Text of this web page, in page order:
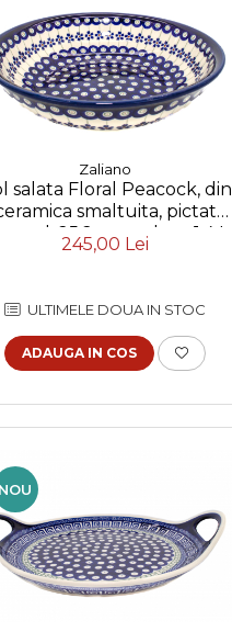
Zaliano
salata Floral Peacock, din
smaltuita, pictat
25,2 cm, volum 1,4 L
245,00 Lei
ULTIMELE DOUA IN STOC
ADAUGA IN COS
NOU